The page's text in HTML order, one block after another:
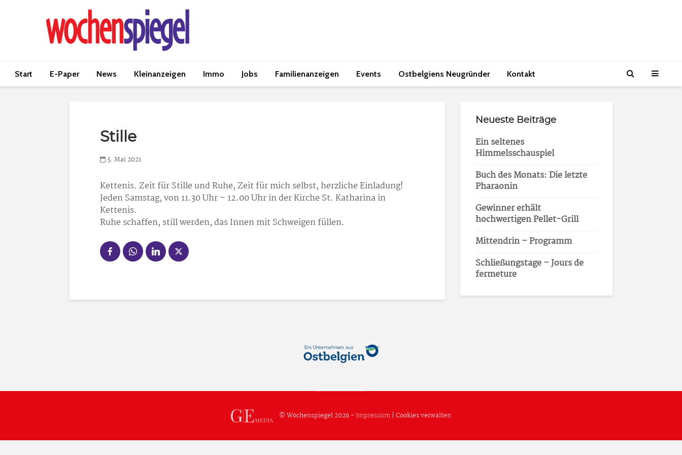
Start E-Paper News Kleinanzeigen Immo Jobs Familienanzeigen Events Ostbelgiens Neugründer Kontakt
Stille
5. Mai 2021
Kettenis. Zeit für Stille und Ruhe, Zeit für mich selbst, herzliche Einladung!
Jeden Samstag, von 11.30 Uhr – 12.00 Uhr in der Kirche St. Katharina in
Kettenis.
Ruhe schaffen, still werden, das Innen mit Schweigen füllen.
Neueste Beiträge
Ein seltenes
Himmelsschauspiel
Buch des Monats: Die letzte
Pharaonin
Gewinner erhält
hochwertigen Pellet-Grill
Mittendrin – Programm
Schließungstage – Jours de
fermeture
© Wochenspiegel 2026 -Impressum| Cookies verwalten